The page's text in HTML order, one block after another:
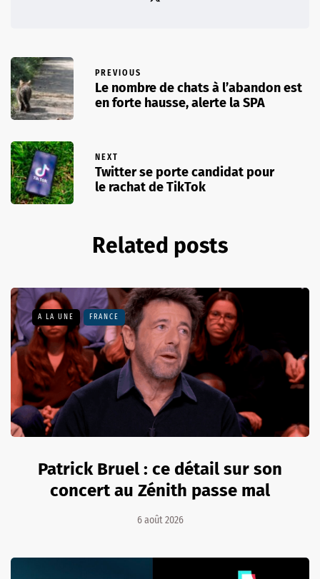
PREVIOUS
Le nombre de chats à l’abandon est
en forte hausse, alerte la SPA
NEXT
Twitter se porte candidat pour
le rachat de TikTok
Related posts
A LA UNE FRANCE
Patrick Bruel : ce détail sur son
concert au Zénith passe mal
6 août 2026